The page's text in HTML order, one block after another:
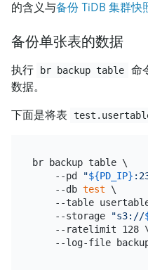
的含义与备份 TiDB 集群快
备份单张表的数据
执行 br backup table
命
数据。
下面是将表
br backup table \
    --pd
"${PD_IP}
    --db
test \
--table
    --storage
"s3://
    --ratelimit 128 \